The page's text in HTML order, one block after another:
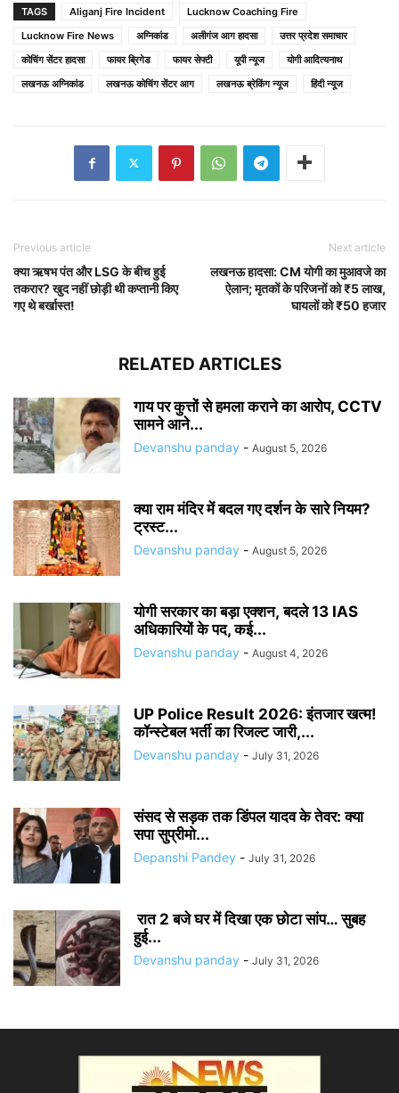
TAGS Aliganj Fire Incident
Lucknow Coaching Fire
Lucknow Fire News
अग्निकांड अलीगंज आग हादसा
उत्तर प्रदेश समाचार
कोचिंग सेंटर हादसा
फायर ब्रिगेड फायर सेफ्टी यूपी न्यूज
योगी आदित्यनाथ
लखनऊ अग्निकांड
लखनऊ कोचिंग सेंटर आग लखनऊ ब्रेकिंग न्यूज हिंदी न्यूज
Previous article
क्या ऋषभ पंत और LSG के बीच हुई
तकरार? खुद नहीं छोड़ी थी कप्तानी किए
गए थे बर्खास्त!
Next article
लखनऊ हादसा: CM योगी का मुआवजे का
ऐलान; मृतकों के परिजनों को ₹5 लाख,
घायलों को ₹50 हजार
RELATED ARTICLES
गाय पर कुत्तों से हमला कराने का आरोप, CCTV
सामने आने...
Devanshu panday - August 5, 2026
क्या राम मंदिर में बदल गए दर्शन के सारे नियम?
ट्रस्ट...
Devanshu panday - August 5, 2026
योगी सरकार का बड़ा एक्शन, बदले 13 IAS
अधिकारियों के पद, कई...
Devanshu panday - August 4, 2026
UP Police Result 2026: इंतजार खत्म!
कॉन्स्टेबल भर्ती का रिजल्ट जारी,...
Devanshu panday - July 31, 2026
संसद से सड़क तक डिंपल यादव के तेवर: क्या
सपा सुप्रीमो...
Depanshi Pandey - July 31, 2026
रात 2 बजे घर में दिखा एक छोटा सांप… सुबह
हुई...
Devanshu panday - July 31, 2026